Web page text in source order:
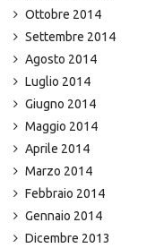
Ottobre 2014
Settembre 2014
Agosto 2014
Luglio 2014
Giugno 2014
Maggio 2014
Aprile 2014
Marzo 2014
Febbraio 2014
Gennaio 2014
Dicembre 2013